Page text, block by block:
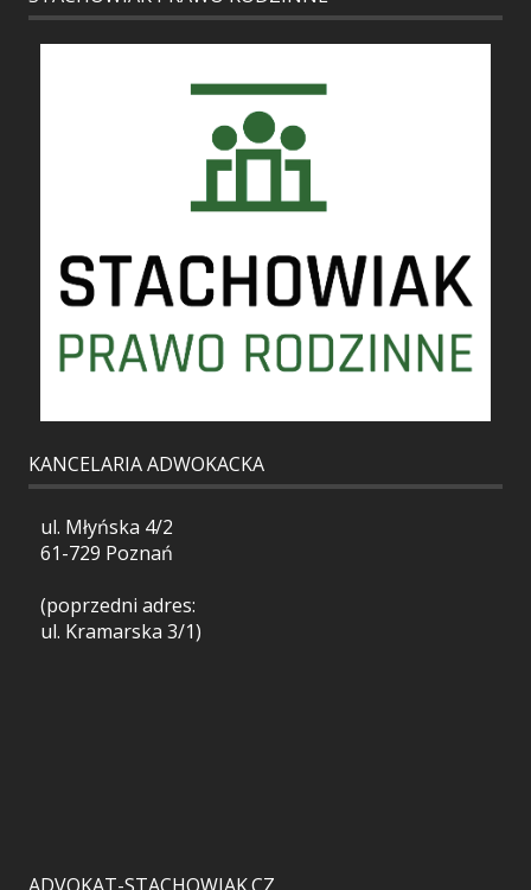
KANCELARIA ADWOKACKA
ul. Młyńska 4/2
61-729 Poznań
(poprzedni adres:
ul. Kramarska 3/1)